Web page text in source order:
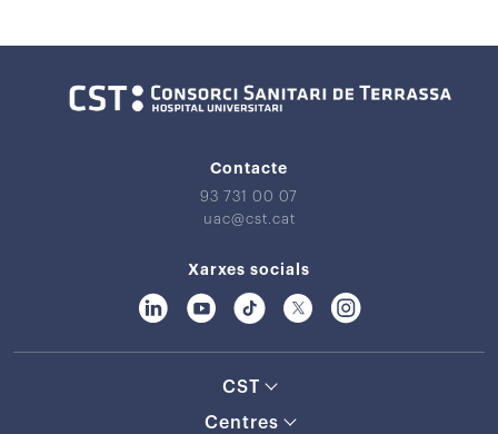
Contacte
93 731 00 07
uac@cst.cat
Xarxes socials
CST
Centres